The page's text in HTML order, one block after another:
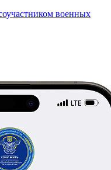
военных